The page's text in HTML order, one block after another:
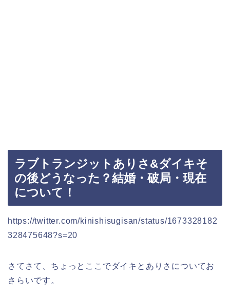
ラブトランジットありさ&ダイキそ
の後どうなった？結婚・破局・現在
について！
https://twitter.com/kinishisugisan/status/1673328182
328475648?s=20
さてさて、ちょっとここでダイキとありさについてお
さらいです。